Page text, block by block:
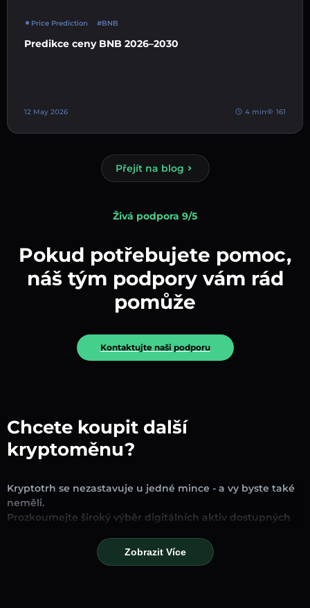
Price Prediction #BNB
Predikce ceny BNB 2026–2030
12 May 2026 4 min 161
Přejít na blog
Živá podpora 9/5
Pokud potřebujete pomoc,
náš tým podpory vám rád
pomůže
Kontaktujte naši podporu
Chcete koupit další
kryptoměnu?
Kryptotrh se nezastavuje u jedné mince - a vy byste také
neměli.
Prozkoumejte široký výběr digitálních aktiv dostupných
hledáte zavedené stablecoiny, slibné altcoiny nebo
trendové nové tokeny, najdete je všechny na jednom
Zobrazit Více